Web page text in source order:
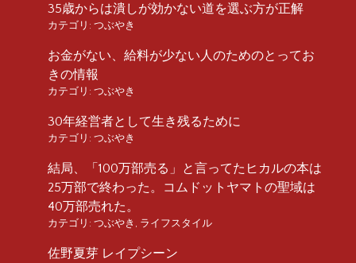
35歳からは潰しが効かない道を選ぶ方が正解
カテゴリ: つぶやき
お金がない、給料が少ない人のためのとってお
きの情報
カテゴリ: つぶやき
30年経営者として生き残るために
カテゴリ: つぶやき
結局、「100万部売る」と言ってたヒカルの本は
25万部で終わった。コムドットヤマトの聖域は
40万部売れた。
カテゴリ: つぶやき , ライフスタイル
佐野夏芽 レイプシーン